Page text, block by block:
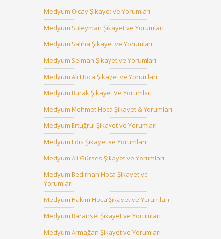
Medyum Olcay Şikayet ve Yorumları
Medyum Süleyman Şikayet ve Yorumları
Medyum Saliha Şikayet ve Yorumları
Medyum Selman Şikayet ve Yorumları
Medyum Ali Hoca Şikayet ve Yorumları
Medyum Burak Şikayet Ve Yorumları
Medyum Mehmet Hoca Şikayet & Yorumları
Medyum Ertuğrul Şikayet ve Yorumları
Medyum Edis Şikayet ve Yorumları
Medyum Ali Gürses Şikayet ve Yorumları
Medyum Bedirhan Hoca Şikayet ve
Yorumları
Medyum Hakim Hoca Şikayet ve Yorumları
Medyum Baransel Şikayet ve Yorumları
Medyum Armağan Şikayet ve Yorumları